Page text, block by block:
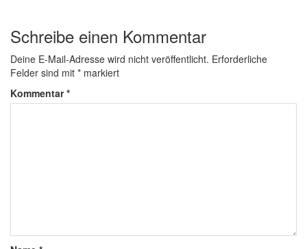
Schreibe einen Kommentar
Deine E-Mail-Adresse wird nicht veröffentlicht. Erforderliche
Felder sind mit * markiert
Kommentar*